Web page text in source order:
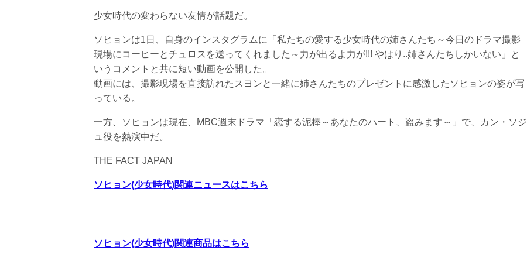
少女時代の変わらない友情が話題だ。
ソヒョンは1日、自身のインスタグラムに「私たちの愛する少女時代の姉さんたち～今日のドラマ撮影
現場にコーヒーとチュロスを送ってくれました～力が出るよ力が!!! やはり..姉さんたちしかいない」と
いうコメントと共に短い動画を公開した。
動画には、撮影現場を直接訪れたスヨンと一緒に姉さんたちのプレゼントに感激したソヒョンの姿が写
っている。
一方、ソヒョンは現在、MBC週末ドラマ「恋する泥棒～あなたのハート、盗みます～」で、カン・ソジ
ュ役を熱演中だ。
THE FACT JAPAN
ソヒョン(少女時代)関連ニュースはこちら
ソヒョン(少女時代)関連商品はこちら